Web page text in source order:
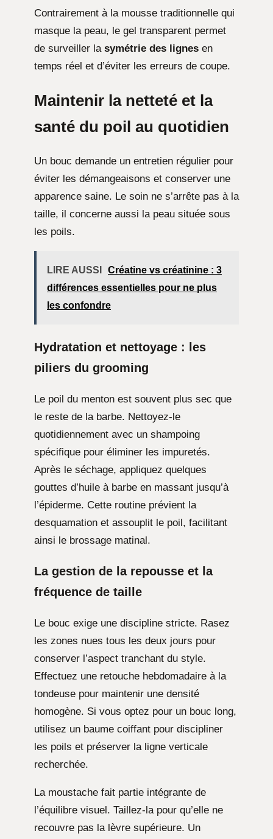
Contrairement à la mousse traditionnelle qui
masque la peau, le gel transparent permet
de surveiller la symétrie des lignes en
temps réel et d’éviter les erreurs de coupe.
Maintenir la netteté et la
santé du poil au quotidien
Un bouc demande un entretien régulier pour
éviter les démangeaisons et conserver une
apparence saine. Le soin ne s’arrête pas à la
taille, il concerne aussi la peau située sous
les poils.
LIRE AUSSI
Créatine vs créatinine : 3
différences essentielles pour ne plus
les confondre
Hydratation et nettoyage : les
piliers du grooming
Le poil du menton est souvent plus sec que
le reste de la barbe. Nettoyez-le
quotidiennement avec un shampoing
spécifique pour éliminer les impuretés.
Après le séchage, appliquez quelques
gouttes d’huile à barbe en massant jusqu’à
l’épiderme. Cette routine prévient la
desquamation et assouplit le poil, facilitant
ainsi le brossage matinal.
La gestion de la repousse et la
fréquence de taille
Le bouc exige une discipline stricte. Rasez
les zones nues tous les deux jours pour
conserver l’aspect tranchant du style.
Effectuez une retouche hebdomadaire à la
tondeuse pour maintenir une densité
homogène. Si vous optez pour un bouc long,
utilisez un baume coiffant pour discipliner
les poils et préserver la ligne verticale
recherchée.
La moustache fait partie intégrante de
l’équilibre visuel. Taillez-la pour qu’elle ne
recouvre pas la lèvre supérieure. Un